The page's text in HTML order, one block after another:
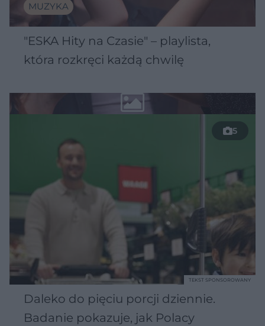
MUZYKA
"ESKA Hity na Czasie" – playlista,
która rozkręci każdą chwilę
5
Daleko do pięciu porcji dziennie.
Badanie pokazuje, jak Polacy
TEKST SPONSOROWANY